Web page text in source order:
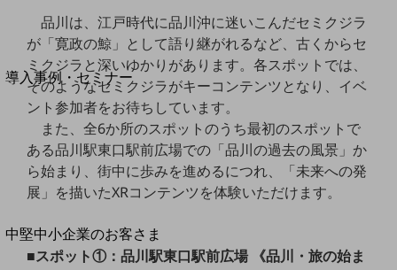
別ウィンドウで開きます
サービスをご利用中のお客さま
導入事例・セミナー
導入事例TOP
最新の導入事例や注目の導入事例をご紹介します
セミナー
開催・出展する各種セミナー、イベント情報をご紹介します
中堅中小企業のお客さま
NTTドコモビジネスウォッチ
品川は、江戸時代に品川沖に迷いこんだセミクジラ
が「寛政の鯨」として語り継がれるなど、古くからセ
ミクジラと深いゆかりがあります。各スポットでは、
そのようなセミクジラがキーコンテンツとなり、イベ
ント参加者をお待ちしています。
また、全6か所のスポットのうち最初のスポットで
ある品川駅東口駅前広場での「品川の過去の風景」か
ら始まり、街中に歩みを進めるにつれ、「未来への発
展」を描いたXRコンテンツを体験いただけます。
■スポット①：品川駅東口駅前広場 《品川・旅の始ま